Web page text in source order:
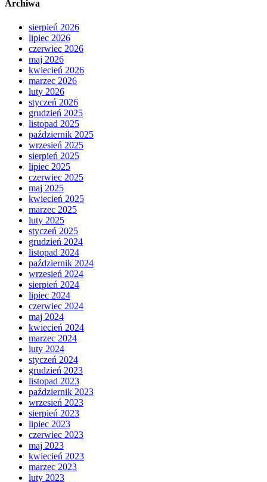
Archiwa
sierpień 2026
lipiec 2026
czerwiec 2026
maj 2026
kwiecień 2026
marzec 2026
luty 2026
styczeń 2026
grudzień 2025
listopad 2025
październik 2025
wrzesień 2025
sierpień 2025
lipiec 2025
czerwiec 2025
maj 2025
kwiecień 2025
marzec 2025
luty 2025
styczeń 2025
grudzień 2024
listopad 2024
październik 2024
wrzesień 2024
sierpień 2024
lipiec 2024
czerwiec 2024
maj 2024
kwiecień 2024
marzec 2024
luty 2024
styczeń 2024
grudzień 2023
listopad 2023
październik 2023
wrzesień 2023
sierpień 2023
lipiec 2023
czerwiec 2023
maj 2023
kwiecień 2023
marzec 2023
luty 2023